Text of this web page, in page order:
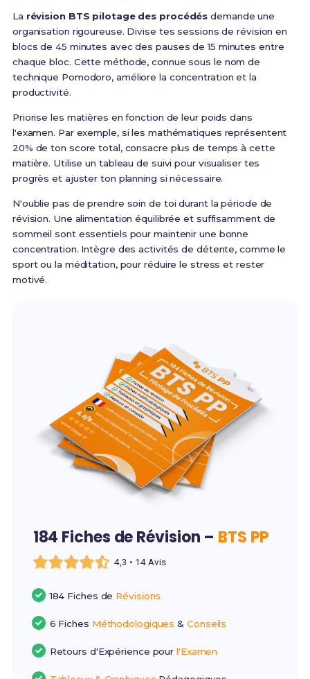
La révision BTS pilotage des procédés demande une
organisation rigoureuse. Divise tes sessions de révision en
blocs de 45 minutes avec des pauses de 15 minutes entre
chaque bloc. Cette méthode, connue sous le nom de
technique Pomodoro, améliore la concentration et la
productivité.
Priorise les matières en fonction de leur poids dans
l'examen. Par exemple, si les mathématiques représentent
20% de ton score total, consacre plus de temps à cette
matière. Utilise un tableau de suivi pour visualiser tes
progrès et ajuster ton planning si nécessaire.
N'oublie pas de prendre soin de toi durant la période de
révision. Une alimentation équilibrée et suffisamment de
sommeil sont essentiels pour maintenir une bonne
concentration. Intègre des activités de détente, comme le
sport ou la méditation, pour réduire le stress et rester
motivé.
184 Fiches de Révision – BTS PP
4,3 • 14 Avis
184 Fiches de Révisions
6 Fiches Méthodologiques &Conseils
Retours d'Expérience pourl'Examen